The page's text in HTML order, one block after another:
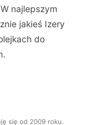
najlepszym
jakieś Izery
do
się od 2009 roku.